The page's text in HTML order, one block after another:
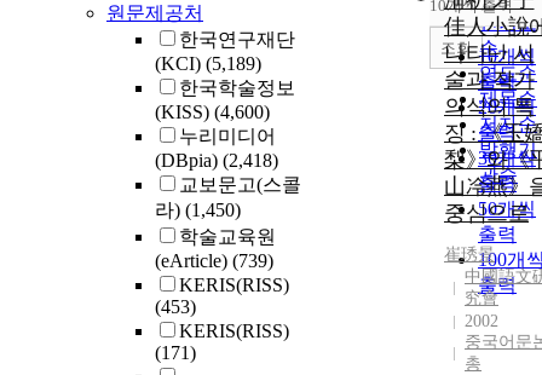
원문제공처
한국연구재단
(KCI) (5,189)
한국학술정보
(KISS) (4,600)
누리미디어
(DBpia) (2,418)
교보문고(스콜
라) (1,450)
학술교육원
(eArticle) (739)
KERIS(RISS)
(453)
KERIS(RISS)
(171)
인기도
순
연도순
제목순
저자순
발행기
관순
내림차
10개씩 출력
10개씩
출력
20개씩
출력
30개씩
출력
50개씩
출력
100개
출력
조회
佳人小說
나타난 서
술과 작가
의식의 특
징 : 《玉
梨》와《
山冷燕》
중심으로
崔琇景
中國語文
究會
2002
중국어문
총